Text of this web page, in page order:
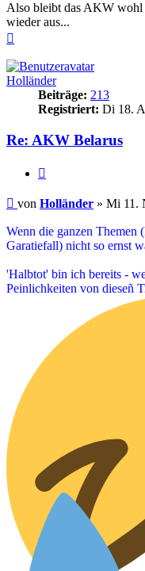
Also bleibt das AKW wohl
wieder aus...
Holländer
Beiträge: 213
Registriert: Di 18.
Re: AKW Belarus
Beitrag
von Holländer » Mi 11.
Wenn die ganzen Themen
Garatiefall) nicht so ernst
'Halbtot' bin ich bereits -
Peinlichkeiten von dieseñ